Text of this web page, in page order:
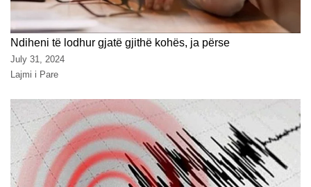
Ndiheni të lodhur gjatë gjithë kohës, ja përse
July 31, 2024
Lajmi i Pare